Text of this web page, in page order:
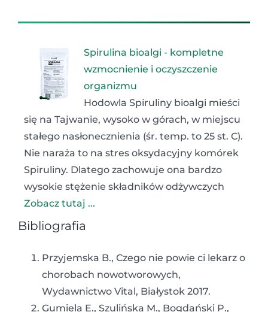
Spirulina bioalgi - kompletne
wzmocnienie i oczyszczenie
organizmu
Hodowla Spiruliny bioalgi mieści
się na Tajwanie, wysoko w górach, w miejscu
stałego nasłonecznienia (śr. temp. to 25 st. C).
Nie naraża to na stres oksydacyjny komórek
Spiruliny. Dlatego zachowuje ona bardzo
wysokie stężenie składników odżywczych
Zobacz tutaj ...
Bibliografia
Przyjemska B., Czego nie powie ci lekarz o
chorobach nowotworowych,
Wydawnictwo Vital, Białystok 2017.
Gumiela E., Szulińska M., Bogdański P.,